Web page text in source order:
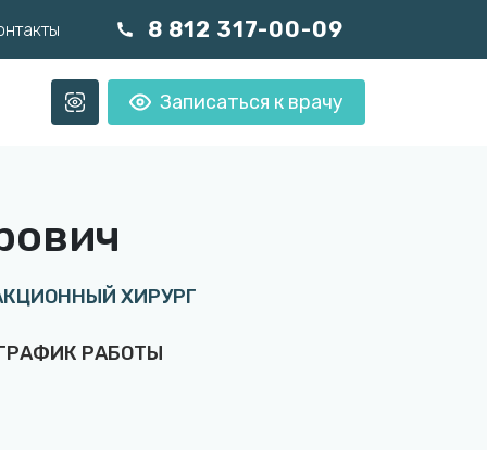
8 812 317-00-09
Записаться к врачу
ХИРУРГ
РАБОТЫ